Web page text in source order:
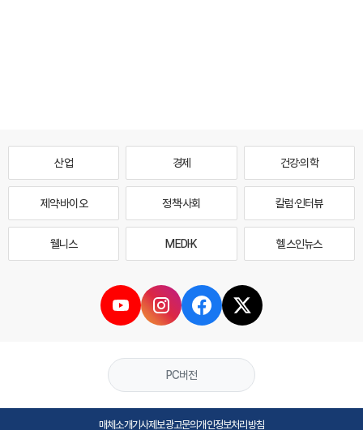
산업 경제 건강·의학
제약·바이오 정책·사회 칼럼·인터뷰
웰니스 MEDI·K 헬스인뉴스
PC버전
매체소개기사제보광고문의개인정보처리방침